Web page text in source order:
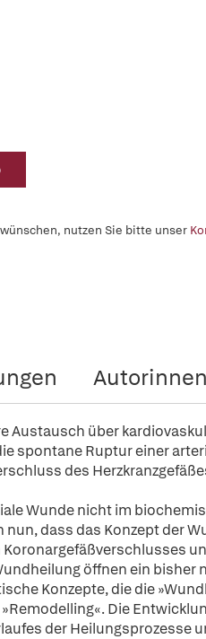
nutzen Sie bitte unser
Austausch über
spontane Ruptur einer
des
Wunde nicht im
dass das Konzept der
öffnen ein
Konzepte, die die
Die
der Heilungsprozesse